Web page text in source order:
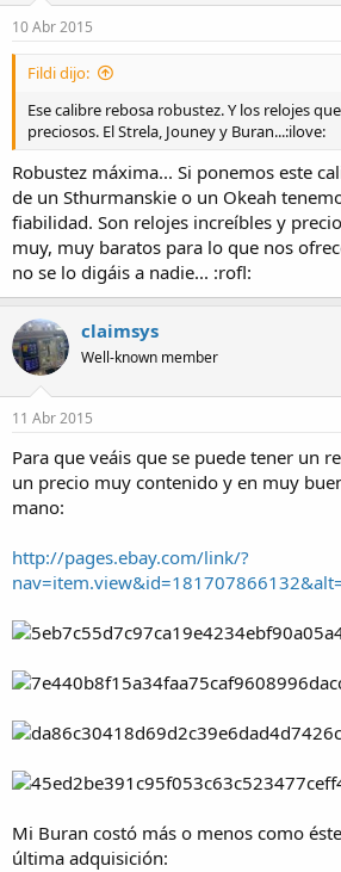
10 Abr 2015
Fildi dijo:
Ese calibre rebosa robustez. Y los relojes
preciosos. El Strela, Jouney y Buran...:ilove:
Robustez máxima... Si ponemos este
de un Sthurmanskie o un Okeah
fiabilidad. Son relojes increíbles y
muy, muy baratos para lo que nos
no se lo digáis a nadie... :rofl:
claimsys
Well-known member
11 Abr 2015
Para que veáis que se puede tener un
un precio muy contenido y en muy
mano:
http://pages.ebay.com/link/?
Mi Buran costó más o menos como
última adquisición: